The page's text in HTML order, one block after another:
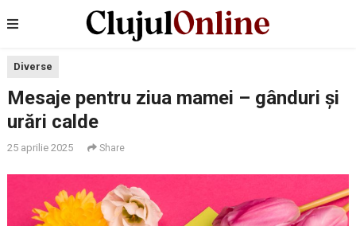
Diverse
Mesaje pentru ziua mamei – gânduri și
urări calde
25 aprilie 2025 Share